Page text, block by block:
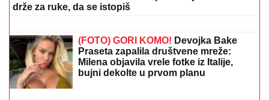
drže za ruke, da se istopiš
OBOŽAVATEOvo je 10 numera koje je
Dino Merlin obradio od stranih
izvođača - ostaćete u čudu kad vidite
spisak